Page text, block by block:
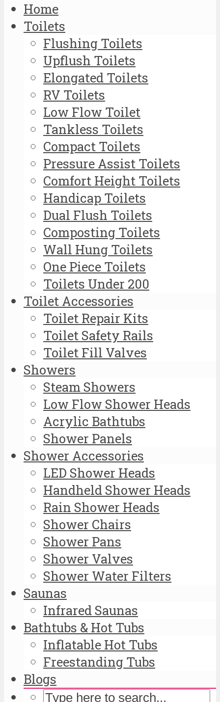
Home
Toilets
Flushing Toilets
Upflush Toilets
Elongated Toilets
RV Toilets
Low Flow Toilet
Tankless Toilets
Compact Toilets
Pressure Assist Toilets
Comfort Height Toilets
Handicap Toilets
Dual Flush Toilets
Composting Toilets
Wall Hung Toilets
One Piece Toilets
Toilets Under 200
Toilet Accessories
Toilet Repair Kits
Toilet Safety Rails
Toilet Fill Valves
Showers
Steam Showers
Low Flow Shower Heads
Acrylic Bathtubs
Shower Panels
Shower Accessories
LED Shower Heads
Handheld Shower Heads
Rain Shower Heads
Shower Chairs
Shower Pans
Shower Valves
Shower Water Filters
Saunas
Infrared Saunas
Bathtubs & Hot Tubs
Inflatable Hot Tubs
Freestanding Tubs
Blogs